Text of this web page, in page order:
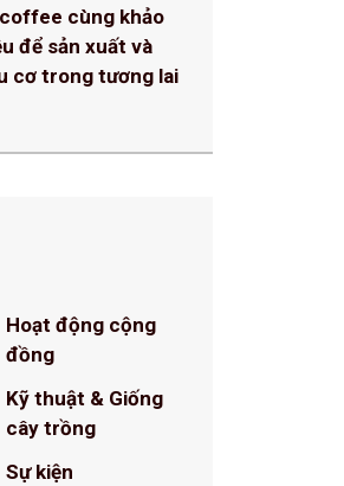
cùng khảo
để sản xuất và
cơ trong tương lai
Hoạt động cộng
đồng
Kỹ thuật & Giống
cây trồng
Sự kiện